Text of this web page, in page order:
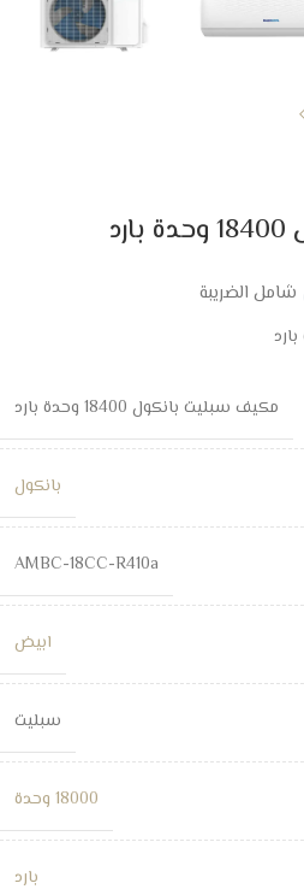
شامل الضريبة
مكيف سبليت بانكول 18400 وحدة بارد
بانكول
AMBC-18CC-R410a
ابيض
سبليت
18000 وحدة
بارد